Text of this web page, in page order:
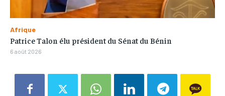
Afrique
Patrice Talon élu président du Sénat du Bénin
6 août 2026